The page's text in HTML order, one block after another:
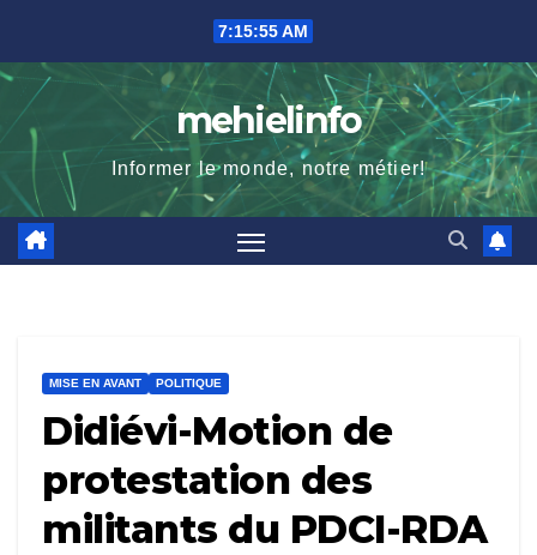
content
7:15:57 AM
mehielinfo
Informer le monde, notre métier!
MISE EN AVANT POLITIQUE
Didiévi-Motion de
protestation des
militants du PDCI-RDA